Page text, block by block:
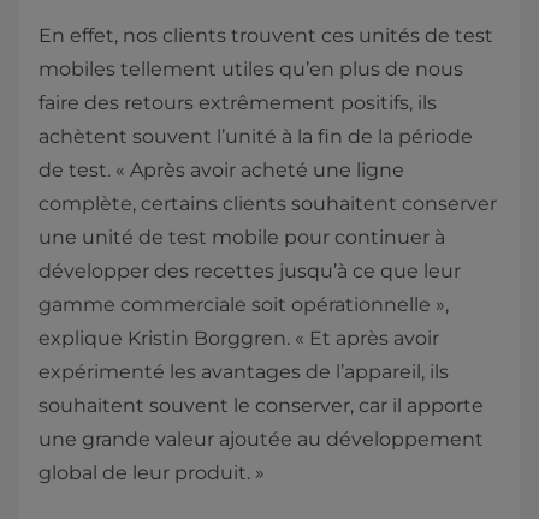
En effet, nos clients trouvent ces unités de test
mobiles tellement utiles qu’en plus de nous
faire des retours extrêmement positifs, ils
achètent souvent l’unité à la fin de la période
de test. « Après avoir acheté une ligne
complète, certains clients souhaitent conserver
une unité de test mobile pour continuer à
développer des recettes jusqu’à ce que leur
gamme commerciale soit opérationnelle »,
explique Kristin Borggren. « Et après avoir
expérimenté les avantages de l’appareil, ils
souhaitent souvent le conserver, car il apporte
une grande valeur ajoutée au développement
global de leur produit. »